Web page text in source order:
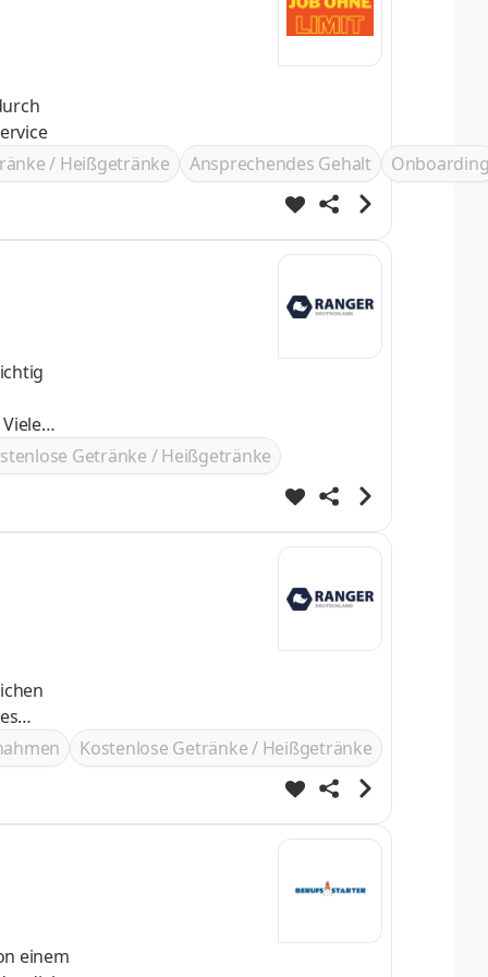
/ Heißgetränke Ansprechendes Gehalt
Getränke / Heißgetränke
Kostenlose Getränke / Heißgetränke